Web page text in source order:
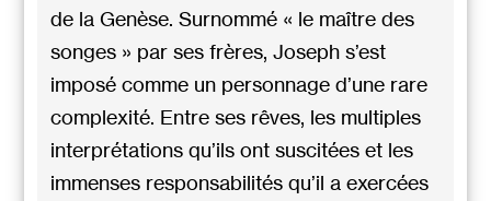
de la Genèse. Surnommé « le maître des
songes » par ses frères, Joseph s’est
imposé comme un personnage d’une rare
complexité. Entre ses rêves, les multiples
interprétations qu’ils ont suscitées et les
immenses responsabilités qu’il a exercées